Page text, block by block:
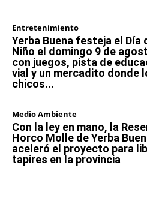
Entretenimiento
Yerba Buena festeja el Día
Niño el domingo 9 de
con juegos, pista de
vial y un mercadito donde
chicos...
Medio Ambiente
Con la ley en mano, la
Horco Molle de Yerba
aceleró el proyecto para
tapires en la provincia